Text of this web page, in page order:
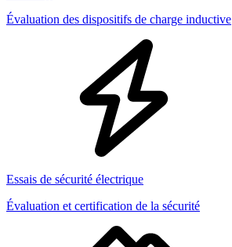
Évaluation des dispositifs de charge inductive
Essais de sécurité électrique
Évaluation et certification de la sécurité